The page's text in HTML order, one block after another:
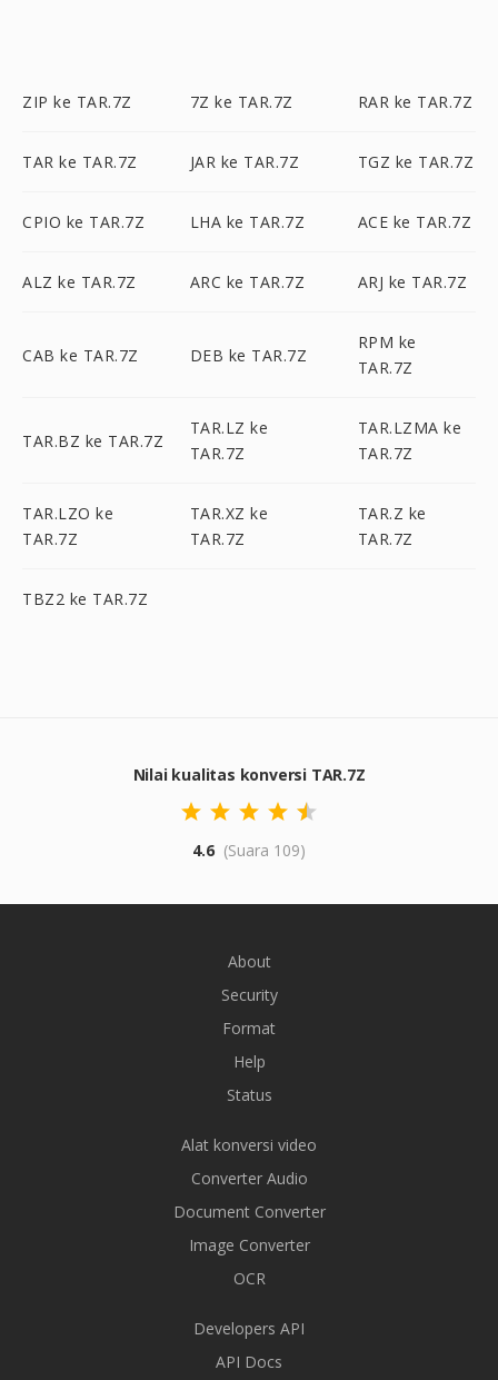
ZIP ke TAR.7Z 7Z ke TAR.7Z RAR ke TAR.7Z
TAR ke TAR.7Z JAR ke TAR.7Z TGZ ke TAR.7Z
CPIO ke TAR.7Z LHA ke TAR.7Z ACE ke TAR.7Z
ALZ ke TAR.7Z ARC ke TAR.7Z ARJ ke TAR.7Z
CAB ke TAR.7Z DEB ke TAR.7Z
RPM ke
TAR.7Z
TAR.BZ ke TAR.7Z
TAR.LZ ke
TAR.7Z
TAR.LZMA ke
TAR.7Z
TAR.LZO ke
TAR.7Z
TAR.XZ ke
TAR.7Z
TAR.Z ke
TAR.7Z
TBZ2 ke TAR.7Z
Nilai kualitas konversi TAR.7Z
4.6 (Suara 109)
About
Security
Format
Help
Status
Alat konversi video
Converter Audio
Document Converter
Image Converter
OCR
Developers API
API Docs